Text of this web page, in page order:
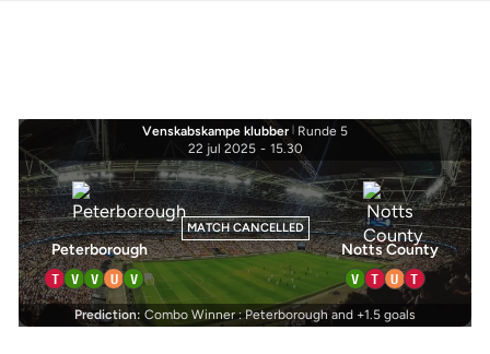
Venskabskampe klubber | Runde 5
22 jul 2025 - 15.30
Peterborough
T V V U V
MATCH CANCELLED
Notts County
V T U T
Prediction: Combo Winner : Peterborough and +1.5 goals